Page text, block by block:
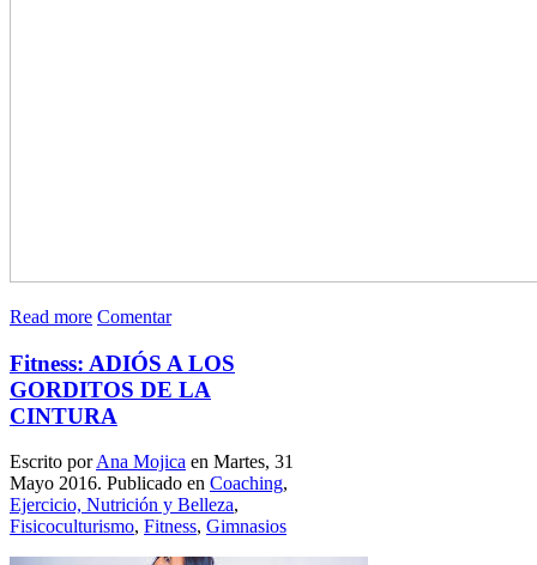
Read more Comentar
Fitness: ADIÓS A LOS
GORDITOS DE LA
CINTURA
Escrito porAna Mojica en Martes, 31
Mayo 2016. Publicado en Coaching,
Ejercicio, Nutrición y Belleza,
Fisicoculturismo, Fitness, Gimnasios